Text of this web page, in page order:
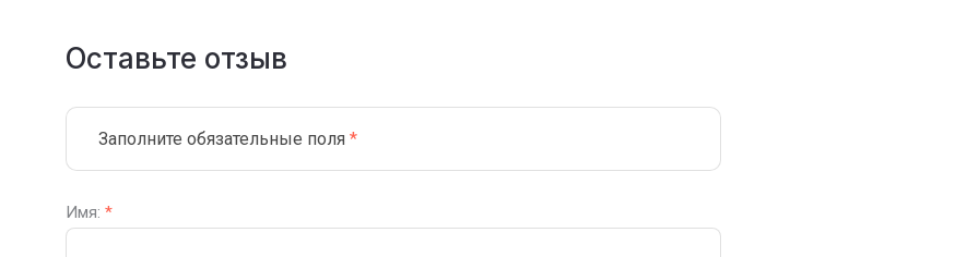
Оставьте отзыв
Заполните обязательные поля *
Имя: *